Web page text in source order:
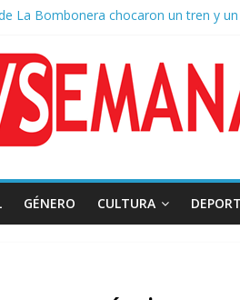
La Bombonera chocaron un tren y
de Leandro Rud, histórico
de la ley de propiedad privada, Bullrich
Amarante calificó de “ficción judicial”
GÉNERO CULTURA